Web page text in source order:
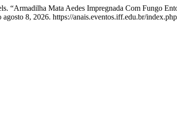
“Armadilha Mata Aedes Impregnada Com Fungo
8, 2026. https://anais.eventos.iff.edu.br/